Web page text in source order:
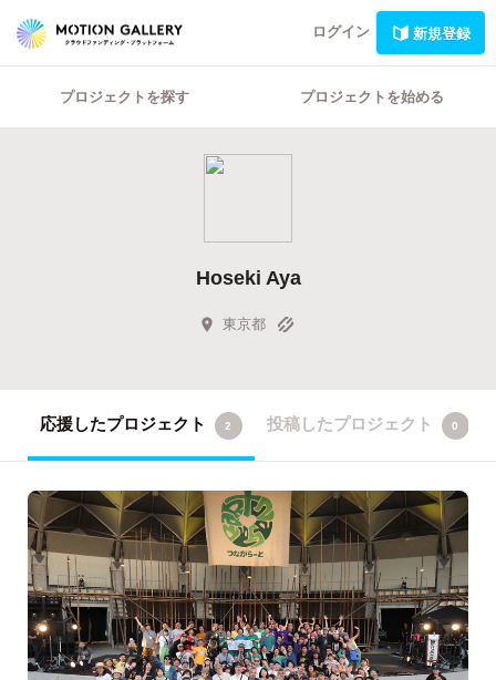
ログイン 新規登録
プロジェクトを探す プロジェクトを始める
Hoseki Aya
東京都
応援したプロジェクト 2 投稿したプロジェクト 0